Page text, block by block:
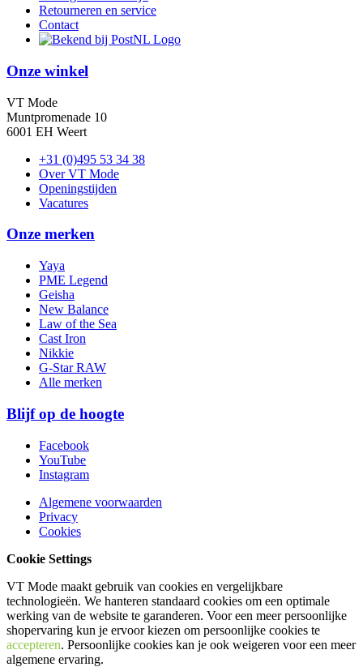
Retourneren en service
Contact
Onze winkel
VT Mode
Muntpromenade 10
6001 EH Weert
+31 (0)495 53 34 38
Over VT Mode
Openingstijden
Vacatures
Onze merken
Yaya
PME Legend
Geisha
New Balance
Law of the Sea
Cast Iron
Nikkie
G-Star RAW
Alle merken
Blijf op de hoogte
Facebook
YouTube
Instagram
Algemene voorwaarden
Privacy
Cookies
Cookie Settings
VT Mode maakt gebruik van cookies en vergelijkbare
technologieën. We hanteren standaard cookies om een optimale
werking van de website te garanderen. Voor een meer persoonlijke
shopervaring kun je ervoor kiezen om persoonlijke cookies te
accepteren. Persoonlijke cookies kan je ook weigeren voor een meer
algemene ervaring.